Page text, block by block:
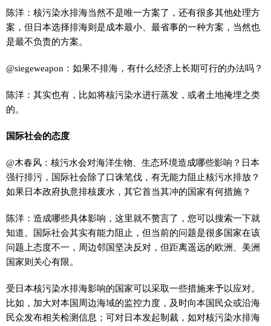
陈洋：核污染水排海当然不是唯一方案了，还有很多其他处理方
案，但日本选择排海则是成本最小、最省事的一种方案，当然也
是最不负责的方案。
@siegeweapon：如果不排海，有什么经济上长期可行的办法吗？
陈洋：其实也有，比如将核污染水进行蒸发，或者土地掩埋之类
的。
国际社会的态度
@木春风：核污水会对海洋生物、生态环境造成哪些影响？日本
强行排污，国际社会除了口诛笔伐，有无能力阻止核污水排放？
如果日本政府执意排核废水，其它首当其冲的国家有何措施？
陈洋：造成哪些具体影响，这里就不赘言了，您可以搜索一下就
知道。国际社会其实有能力阻止，但当前的问题是很多国家在该
问题上态度不一，周边邻国坚决反对，但距离遥远的欧洲、美洲
国家则关心有限。
受日本核污染水排海影响的国家可以采取一些措施来予以应对。
比如，加大对本国周边海域的监控力度，及时向本国民众或沿海
民众发布相关检测信息；可对日本发起制裁，如对核污染水排海